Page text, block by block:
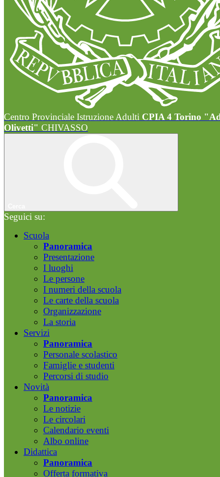
Centro Provinciale Istruzione Adulti CPIA 4 Torino
Olivetti" CHIVASSO
Seguici su:
Scuola
Panoramica
Presentazione
I luoghi
Le persone
I numeri della scuola
Le carte della scuola
Organizzazione
La storia
Servizi
Panoramica
Personale scolastico
Famiglie e studenti
Percorsi di studio
Novità
Panoramica
Le notizie
Le circolari
Calendario eventi
Albo online
Didattica
Panoramica
Offerta formativa